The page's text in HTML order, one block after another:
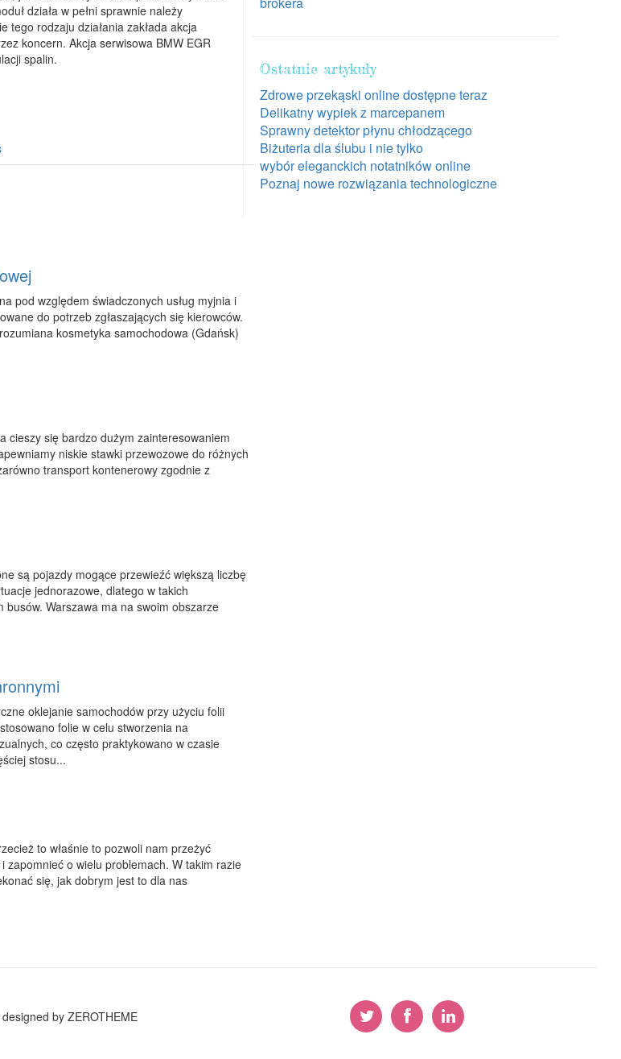
działa w pełni sprawnie należy
tego rodzaju działania zakłada akcja
koncern. Akcja serwisowa BMW EGR
spalin.
pod względem świadczonych usług myjnia i
do potrzeb zgłaszających się kierowców.
kosmetyka samochodowa (Gdańsk)
cieszy się bardzo dużym zainteresowaniem
niskie stawki przewozowe do różnych
transport kontenerowy zgodnie z
są pojazdy mogące przewieźć większą liczbę
jednorazowe, dlatego w takich
Warszawa ma na swoim obszarze
oklejanie samochodów przy użyciu folii
folie w celu stworzenia na
co często praktykowano w czasie
stosu...
to właśnie to pozwoli nam przeżyć
zapomnieć o wielu problemach. W takim razie
się, jak dobrym jest to dla nas
Ostatnie artykuły
Zdrowe przekąski online dostępne teraz
Delikatny wypiek z marcepanem
Sprawny detektor płynu chłodzącego
Biżuteria dla ślubu i nie tylko
wybór eleganckich notatników online
Poznaj nowe rozwiązania technologiczne
designed by ZEROTHEME